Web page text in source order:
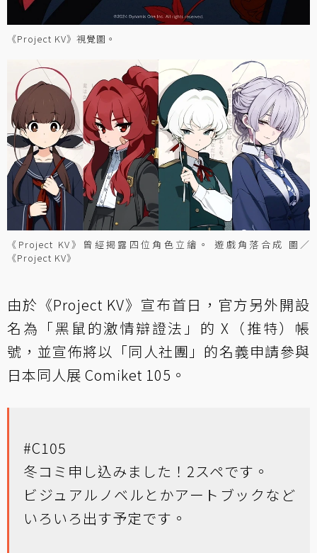
《Project KV》視覺圖。
《Project KV》曾經揭露四位角色立繪。 遊戲角落合成 圖／
《Project KV》
由於《Project KV》宣布首日，官方另外開設
名為「黑鼠的激情辯證法」的 X（推特）帳
號，並宣佈將以「同人社團」的名義申請參與
日本同人展 Comiket 105。
#C105
冬コミ申し込みました！2スペです。
ビジュアルノベルとかアートブックなど
いろいろ出す予定です。